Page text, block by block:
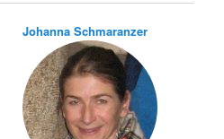
Johanna Schmaranzer